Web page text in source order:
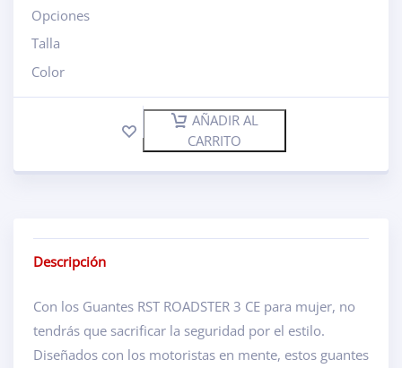
Opciones
Talla
Color
AÑADIR AL
CARRITO
Descripción
Con los Guantes RST ROADSTER 3 CE para mujer, no
tendrás que sacrificar la seguridad por el estilo.
Diseñados con los motoristas en mente, estos guantes